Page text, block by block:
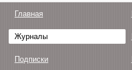
Главная
Журналы
Подписки